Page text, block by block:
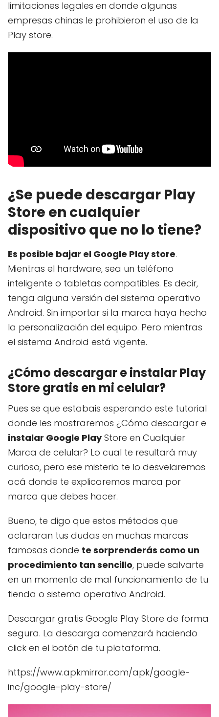
limitaciones legales en donde algunas
empresas chinas le prohibieron el uso de la
Play store.
¿Se puede descargar Play
Store en cualquier
dispositivo que no lo tiene?
Es posible bajar el Google Play store.
Mientras el hardware, sea un teléfono
inteligente o tabletas compatibles. Es decir,
tenga alguna versión del sistema operativo
Android. Sin importar si la marca haya hecho
la personalización del equipo. Pero mientras
el sistema Android está vigente.
¿Cómo descargar e instalar Play
Store gratis en mi celular?
Pues se que estabais esperando este tutorial
donde les mostraremos ¿Cómo descargar e
instalar Google PlayStore en Cualquier
Marca de celular? Lo cual te resultará muy
curioso, pero ese misterio te lo desvelaremos
acá donde te explicaremos marca por
marca que debes hacer.
Bueno, te digo que estos métodos que
aclararan tus dudas en muchas marcas
famosas donde te sorprenderás como un
procedimiento tan sencillo, puede salvarte
en un momento de mal funcionamiento de tu
tienda o sistema operativo Android.
Descargar gratis Google Play Store de forma
segura. La descarga comenzará haciendo
click en el botón de tu plataforma.
https://www.apkmirror.com/apk/google-
inc/google-play-store/